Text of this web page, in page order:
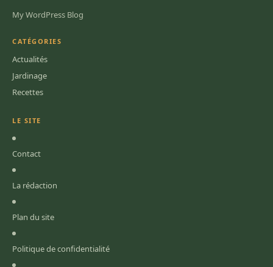
My WordPress Blog
CATÉGORIES
Actualités
Jardinage
Recettes
LE SITE
Contact
La rédaction
Plan du site
Politique de confidentialité